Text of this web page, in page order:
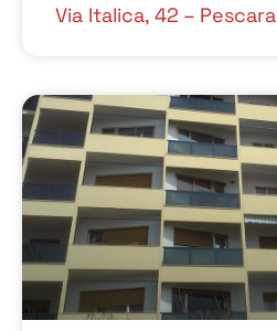
Via Italica, 42 – Pescara